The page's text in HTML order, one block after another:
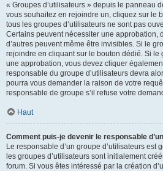
« Groupes d’utilisateurs » depuis le panneau
vous souhaitez en rejoindre un, cliquez sur le
tous les groupes d’utilisateurs ne sont pas
Certains peuvent nécessiter une approbation,
d’autres peuvent même être invisibles. Si le
rejoindre en cliquant sur le bouton dédié. Si le
une approbation, vous devez cliquer
responsable du groupe d’utilisateurs devra
pourra vous demander la raison de votre
responsable de groupe s’il refuse votre
Haut
Comment puis-je devenir le responsable
Le responsable d’un groupe d’utilisateurs est
les groupes d’utilisateurs sont initialement
forum. Si vous êtes intéressé par la création